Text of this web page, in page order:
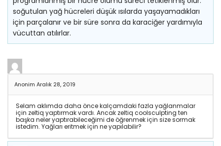
soğutulan yağ hücreleri düşük ısılarda yaşayamadıkları
için parçalanır ve bir süre sonra da karaciğer yardımıyla
vücuttan atılırlar.
Anonim Aralık 28, 2019
Selam aklımda daha önce kalçamdaki fazla yağlanmalar
için zeltiq yaptırmak vardı. Ancak zeltiq coolsculpting ten
başka neler yaptırabileceğimi de öğrenmek için size sormak
istedim. Yağları eritmek için ne yapılabilir?